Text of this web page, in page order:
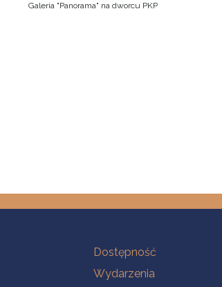
Galeria "Panorama" na dworcu PKP
Na skróty
Dostępność
Wydarzenia